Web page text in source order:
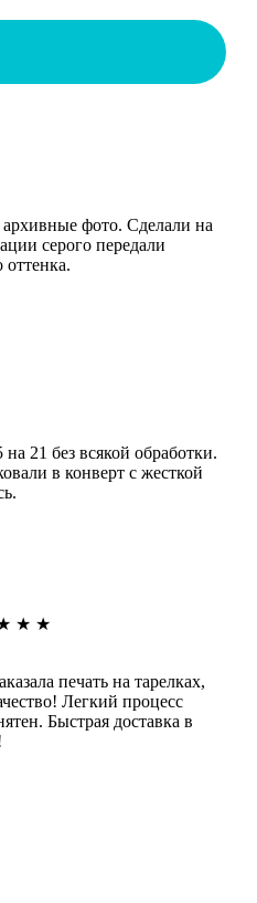
фото. Сделали на
серого передали
оттенка.
21 без всякой обработки.
в конверт с жесткой
★ ★
печать на тарелках,
Легкий процесс
Быстрая доставка в